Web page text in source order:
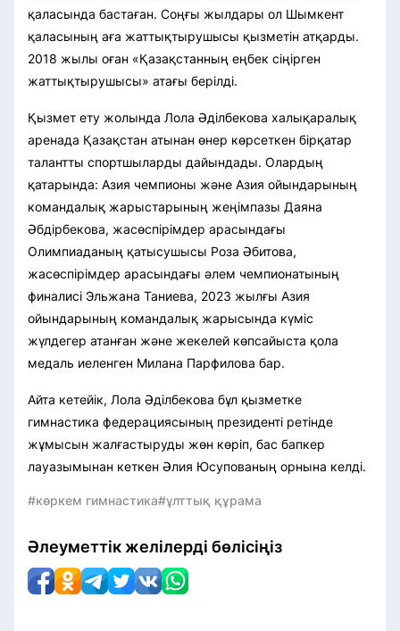
қаласында бастаған. Соңғы жылдары ол Шымкент
қаласының аға жаттықтырушысы қызметін атқарды.
2018 жылы оған «Қазақстанның еңбек сіңірген
жаттықтырушысы» атағы берілді.
Қызмет ету жолында Лола Әділбекова халықаралық
аренада Қазақстан атынан өнер көрсеткен бірқатар
талантты спортшыларды дайындады. Олардың
қатарында: Азия чемпионы және Азия ойындарының
командалық жарыстарының жеңімпазы Даяна
Әбдірбекова, жасөспірімдер арасындағы
Олимпиаданың қатысушысы Роза Әбитова,
жасөспірімдер арасындағы әлем чемпионатының
финалисі Эльжана Таниева, 2023 жылғы Азия
ойындарының командалық жарысында күміс
жүлдегер атанған және жекелей көпсайыста қола
медаль иеленген Милана Парфилова бар.
Айта кетейік, Лола Әділбекова бұл қызметке
гимнастика федерациясының президенті ретінде
жұмысын жалғастыруды жөн көріп, бас бапкер
лауазымынан кеткен Әлия Юсупованың орнына келді.
#көркем гимнастика#ұлттық құрама
Әлеуметтік желілерді бөлісіңіз